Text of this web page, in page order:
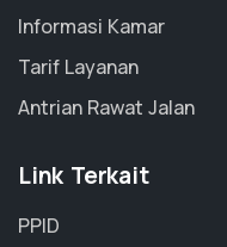
Informasi Kamar
Tarif Layanan
Antrian Rawat Jalan
Link Terkait
PPID